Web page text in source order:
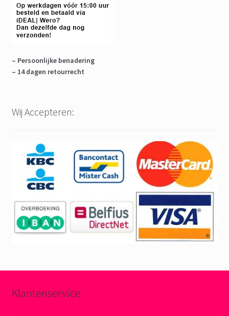
– Persoonlijke benadering
– 14 dagen retourrecht
Wij Accepteren:
Klantenservice